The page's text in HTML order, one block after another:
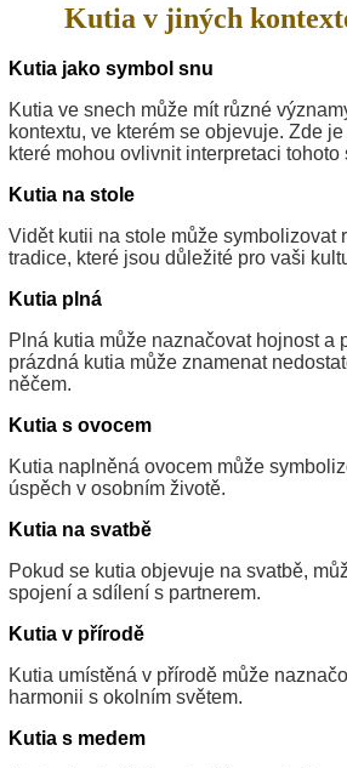
Kutia v jiných
Kutia jako symbol snu
Kutia ve snech může mít různé
kontextu, ve kterém se objevuje. Zde
které mohou ovlivnit interpretaci tohoto
Kutia na stole
Vidět kutii na stole může symbolizovat
tradice, které jsou důležité pro vaši
Kutia plná
Plná kutia může naznačovat hojnost a
prázdná kutia může znamenat
něčem.
Kutia s ovocem
Kutia naplněná ovocem může
úspěch v osobním životě.
Kutia na svatbě
Pokud se kutia objevuje na svatbě,
spojení a sdílení s partnerem.
Kutia v přírodě
Kutia umístěná v přírodě může
harmonii s okolním světem.
Kutia s medem